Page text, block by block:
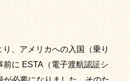
、アメリカへの入国（乗り
前に ESTA（電子渡航認証シ